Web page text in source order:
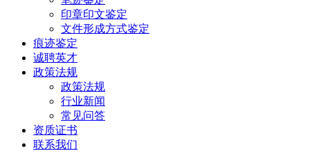
印章印文鉴定
文件形成方式鉴定
痕迹鉴定
诚聘英才
政策法规
政策法规
行业新闻
常见问答
资质证书
联系我们